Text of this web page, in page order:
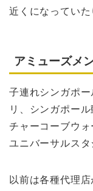
近くになっていた
アミューズメ
子連れシンガポ
リ、シンガポー
チャーコーブウ
ユニバーサルスタ
以前は各種代理